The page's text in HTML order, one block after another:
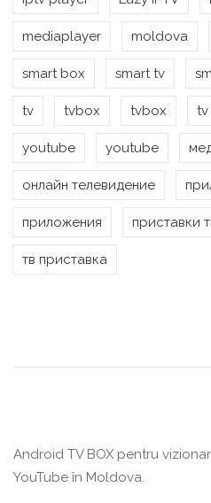
mediaplayer moldova
smart box smart tv
tv tvbox tvbox tv
youtube youtube
онлайн телевидение
приложения приставки
тв приставка
Android TV BOX pentru
YouTube în Moldova.